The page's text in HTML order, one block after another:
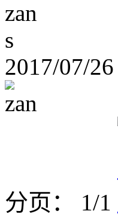
s
2017/07/
分页： 1/1